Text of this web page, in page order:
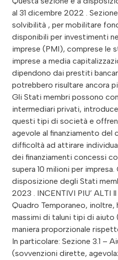
al 31 dicembre 2022 .
solvibilità , per mobilitare
disponibili per investimenti
imprese (PMI), comprese le
imprese a media
dipendono dai prestiti
potrebbero risultare ancora
Gli Stati membri possono
intermediari privati,
questi tipi di società e
agevole al finanziamento del
difficoltà ad attirare
dei finanziamenti concessi
supera 10 milioni per
disposizione degli Stati
2023 . INCENTIVI PIU’ ALTI
Quadro Temporaneo,
massimi di taluni tipi di aiuto
maniera proporzionale
In particolare: Sezione 3.1 –
(sovvenzioni dirette,